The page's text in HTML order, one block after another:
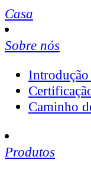
Casa
Sobre nós
Caminho
Produtos